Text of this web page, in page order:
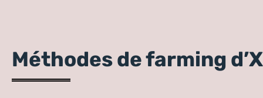
Méthodes de farming